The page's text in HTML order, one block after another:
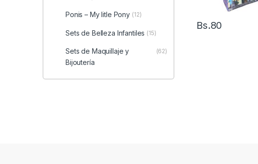
Bs.80
Ponis – My litle Pony (12)
Sets de Belleza Infantiles (15)
Sets de Maquillaje y
Bijoutería
(62)